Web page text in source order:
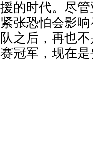
的时代。尽
张恐怕会影
之后，再也
冠军，现在